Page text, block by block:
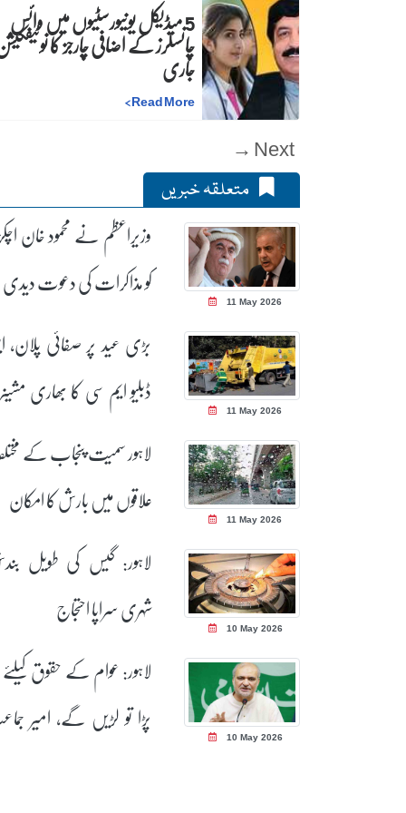
5 میڈیکل یونیورسٹیوں میں وائس
چانسلرز کے اضافی چارجز کا
جاری
Read More
>
Next →
متعلقہ خبریں
11 May 2026
وزیراعظم نے محمود خان
کو مذاکرات کی دعوت دیدی
11 May 2026
بڑی عید پر صفائی
ڈبلیو ایم سی کا بھاری
کرائے پر لینے کا فیصلہ
11 May 2026
لاہور سمیت پنجاب کے
علاقوں میں بارش کا امکان
10 May 2026
لاہور: گیس کی طویل
شہری سراپا احتجاج
10 May 2026
لاہور: عوام کے حقوق کیلئے
پڑا تو لڑیں گے، امیر